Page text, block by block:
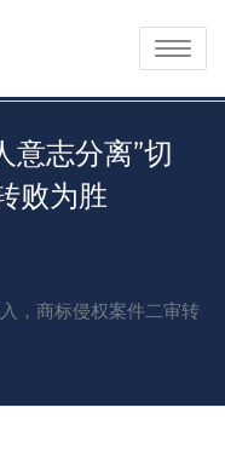
Toggle
意志分离”切
败为胜
，商标侵权案件二审转